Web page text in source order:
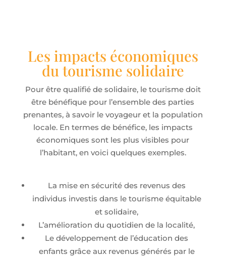
Les impacts économiques
du tourisme solidaire
Pour être qualifié de solidaire, le tourisme doit
être bénéfique pour l’ensemble des parties
prenantes, à savoir le voyageur et la population
locale. En termes de bénéfice, les impacts
économiques sont les plus visibles pour
l’habitant, en voici quelques exemples.
La mise en sécurité des revenus des
individus investis dans le tourisme équitable
et solidaire,
L’amélioration du quotidien de la localité,
Le développement de l’éducation des
enfants grâce aux revenus générés par le